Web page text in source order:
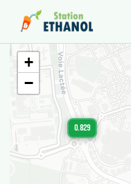
0.829
+
−